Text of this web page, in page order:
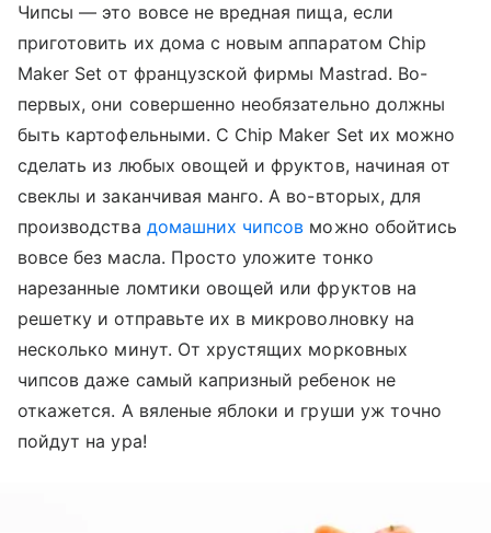
Чипсы — это вовсе не вредная пища, если
приготовить их дома с новым аппаратом Chip
Maker Set от французской фирмы Mastrad. Во-
первых, они совершенно необязательно должны
быть картофельными. С Chip Maker Set их можно
сделать из любых овощей и фруктов, начиная от
свеклы и заканчивая манго. А во-вторых, для
производства домашних чипсов можно обойтись
вовсе без масла. Просто уложите тонко
нарезанные ломтики овощей или фруктов на
решетку и отправьте их в микроволновку на
несколько минут. От хрустящих морковных
чипсов даже самый капризный ребенок не
откажется. А вяленые яблоки и груши уж точно
пойдут на ура!